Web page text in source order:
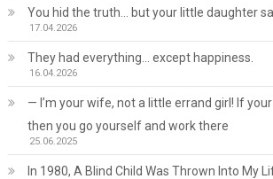
You hid the truth… but your little daughter
17.04.2026
They had everything… except happiness.
16.04.2026
— I’m your wife, not a little errand girl! If
then you go yourself and work there
25.06.2025
In 1980, A Blind Child Was Thrown Into My